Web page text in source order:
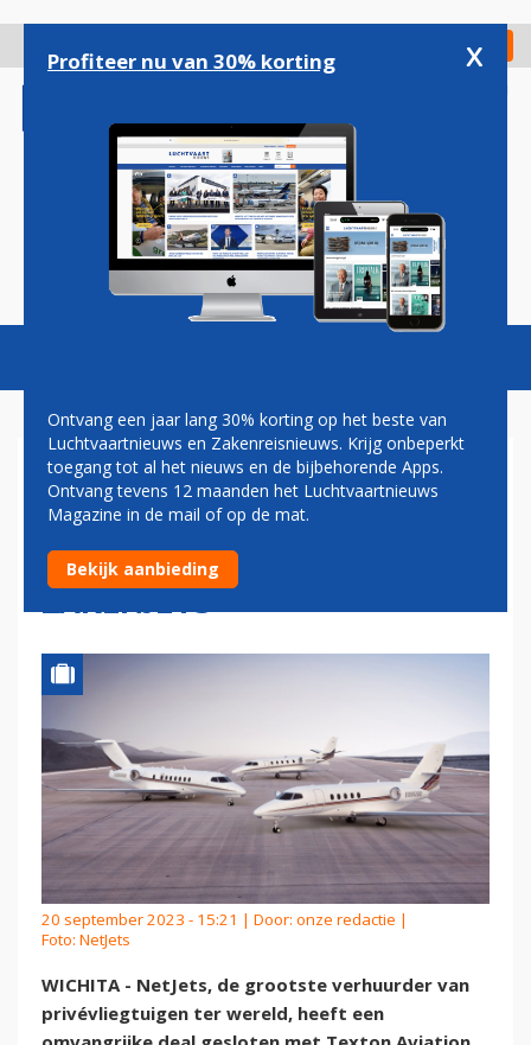
gaan
Check in
Magazine Podcasts Vacatures
NETJETS PLAATST
GIGANTISCHE BESTELLING
VOOR NIEUWE CESSNA-
ZAKENJETS
20 september 2023 - 15:21 | Door: onze redactie |
Foto: NetJets
WICHITA - NetJets, de grootste verhuurder van
privévliegtuigen ter wereld, heeft een
Profiteer nu van 30% korting x
Ontvang een jaar lang 30% korting op het beste van
Luchtvaartnieuws en Zakenreisnieuws. Krijg onbeperkt
toegang tot al het nieuws en de bijbehorende Apps.
Ontvang tevens 12 maanden het Luchtvaartnieuws
Magazine in de mail of op de mat.
Bekijk aanbieding